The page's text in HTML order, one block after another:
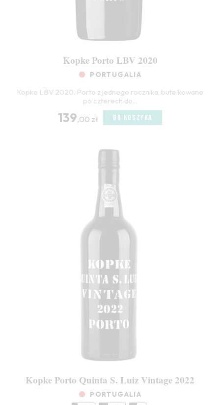
Kopke Porto LBV 2020
PORTUGALIA
Kopke LBV 2020. Porto z jednego rocznika, butelkowane
po czterech do...
139,00 zł DO KOSZYKA
Kopke Porto Quinta S. Luiz Vintage 2022
PORTUGALIA